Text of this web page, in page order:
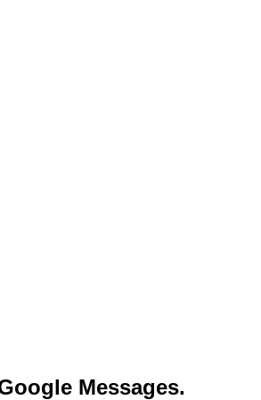
Messages.